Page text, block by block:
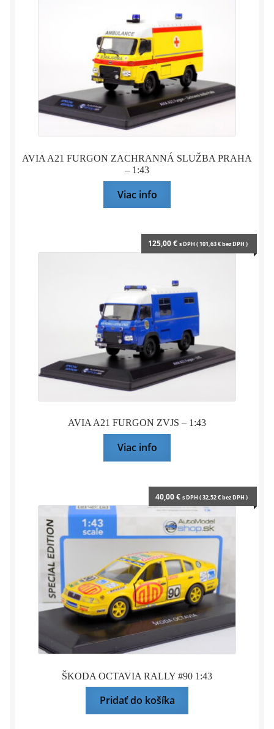
AVIA A21 FURGON ZACHRANNÁ SLUŽBA PRAHA
– 1:43
Viac info
AVIA A21 FURGON ZVJS – 1:43
125,00€ s DPH (101,63€bez DPH )
Viac info
ŠKODA OCTAVIA RALLY #90 1:43
40,00€ s DPH (32,52€bez DPH )
Pridať do košíka